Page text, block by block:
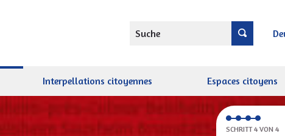
Suche
Interpellations citoyennes Espaces citoyens
SCHRITT 4 VON 4